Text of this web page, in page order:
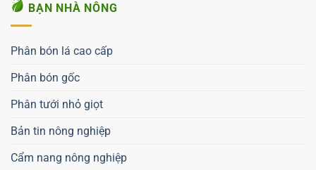
BẠN NHÀ NÔNG
Phân bón lá cao cấp
Phân bón gốc
Phân tưới nhỏ giọt
Bản tin nông nghiệp
Cẩm nang nông nghiệp